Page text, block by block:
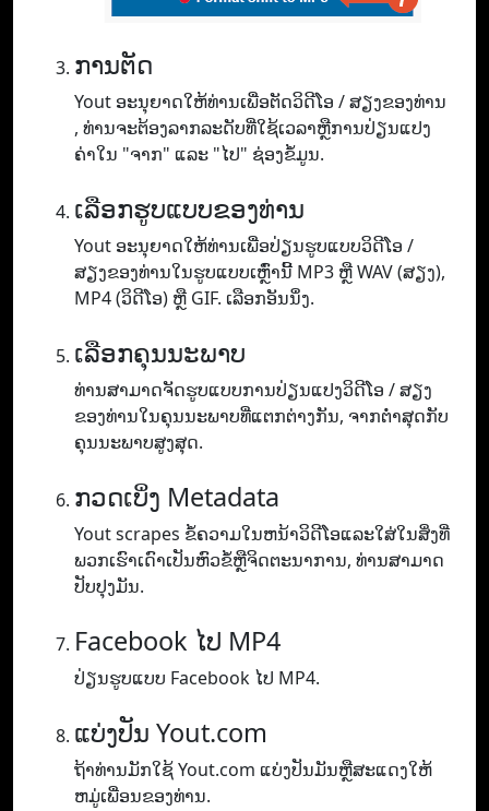
ການຕັດ
Yout ອະ​ນຸ​ຍາດ​ໃຫ້​ທ່ານ​ເພື່ອ​ຕັດ​ວິ​ດີ​ໂອ / ສຽງ​ຂອງ​ທ່ານ​
, ທ່ານ​ຈະ​ຕ້ອງ​ລາກ​ລະ​ດັບ​ທີ່​ໃຊ້​ເວ​ລາ​ຫຼື​ການ​ປ່ຽນ​ແປງ​
ຄ່າ​ໃນ "ຈາກ​" ແລະ "ໄປ​" ຊ່ອງ​ຂໍ້​ມູນ.
ເລືອກຮູບແບບຂອງທ່ານ
Yout ອະ​ນຸ​ຍາດ​ໃຫ້​ທ່ານ​ເພື່ອ​ປ່ຽນ​ຮູບ​ແບບ​ວິ​ດີ​ໂອ /
ສຽງ​ຂອງ​ທ່ານ​ໃນ​ຮູບ​ແບບ​ເຫຼົ່າ​ນີ້ MP3 ຫຼື WAV (ສຽງ​)​,
MP4 (ວິ​ດີ​ໂອ​) ຫຼື GIF​. ເລືອກອັນນຶ່ງ.
ເລືອກຄຸນນະພາບ
ທ່ານ​ສາ​ມາດ​ຈັດ​ຮູບ​ແບບ​ການ​ປ່ຽນ​ແປງ​ວິ​ດີ​ໂອ / ສຽງ​
ຂອງ​ທ່ານ​ໃນ​ຄຸນ​ນະ​ພາບ​ທີ່​ແຕກ​ຕ່າງ​ກັນ​, ຈາກ​ຕ​່​ໍາ​ສຸດ​ກັບ​
ຄຸນ​ນະ​ພາບ​ສູງ​ສຸດ​.
ກວດເບິ່ງ Metadata
Yout scrapes ຂໍ້ຄວາມໃນຫນ້າວິດີໂອແລະໃສ່ໃນສິ່ງທີ່
ພວກເຮົາເດົາເປັນຫົວຂໍ້ຫຼືຈິດຕະນາການ, ທ່ານສາມາດ
ປັບປຸງມັນ.
Facebook ໄປ MP4
ປ່ຽນຮູບແບບ Facebook ໄປ MP4.
ແບ່ງປັນ Yout.com
ຖ້າທ່ານມັກໃຊ້ Yout.com ແບ່ງປັນມັນຫຼືສະແດງໃຫ້
ຫມູ່ເພື່ອນຂອງທ່ານ.